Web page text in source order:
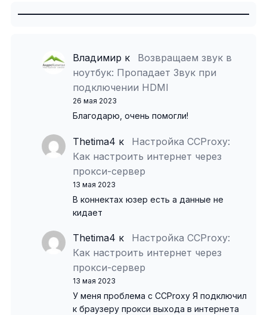
Владимир к
Возвращаем звук в
ноутбук: Пропадает Звук при
подключении HDMI
26 мая 2023
Благодарю, очень помогли!
Thetima4 к
Настройка CCProxy:
Как настроить интернет через
прокси-сервер
13 мая 2023
В коннектах юзер есть а данные не
кидает
Thetima4 к
Настройка CCProxy:
Как настроить интернет через
прокси-сервер
13 мая 2023
У меня проблема с CCProxy Я подключил
к браузеру прокси выхода в интернета